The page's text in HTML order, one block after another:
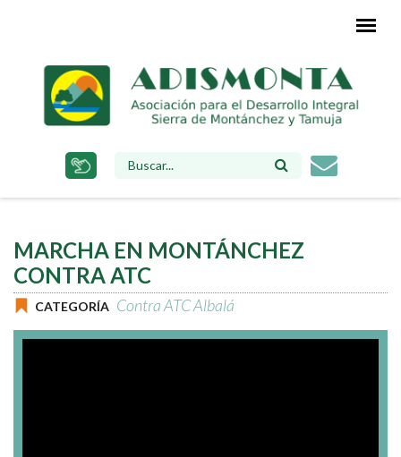
principal
BÚSQUEDA
MARCHA EN MONTÁNCHEZ
CONTRA ATC
CATEGORÍA Contra ATC Albalá